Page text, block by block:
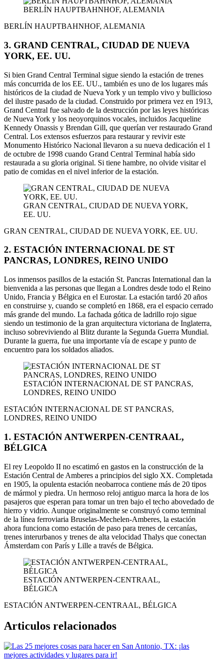
BERLÍN HAUPTBAHNHOF, ALEMANIA
BERLÍN HAUPTBAHNHOF, ALEMANIA
3. GRAND CENTRAL, CIUDAD DE NUEVA
YORK, EE. UU.
Si bien Grand Central Terminal sigue siendo la estación de trenes
más concurrida de los EE. UU., también es uno de los lugares más
históricos de la ciudad de Nueva York y un templo vivo y bullicioso
del ilustre pasado de la ciudad. Construido por primera vez en 1913,
Grand Central fue salvado de la destrucción por las leyes históricas
de Nueva York y los neoyorquinos vocales, incluidos Jacqueline
Kennedy Onassis y Brendan Gill, que querían ver restaurado Grand
Central. Los extensos esfuerzos para restaurar y revivir este
Monumento Histórico Nacional llevaron a su nueva dedicación el 1
de octubre de 1998 cuando Grand Central Terminal había sido
restaurada a su gloria original. Si tiene hambre, no olvide visitar el
patio de comidas en el nivel inferior de la estación.
GRAN CENTRAL, CIUDAD DE NUEVA YORK,
EE. UU.
GRAN CENTRAL, CIUDAD DE NUEVA YORK, EE. UU.
2. ESTACIÓN INTERNACIONAL DE ST
PANCRAS, LONDRES, REINO UNIDO
Los inmensos pasillos de la estación St. Pancras International dan la
bienvenida a las personas que llegan a Londres desde todo el Reino
Unido, Francia y Bélgica en el Eurostar. La estación tardó 20 años
en construirse y, cuando se completó en 1868, era el espacio cerrado
más grande del mundo. La fachada gótica de ladrillo rojo sigue
siendo un testimonio de la gran arquitectura victoriana de Inglaterra,
incluso sobreviviendo al Blitz durante la Segunda Guerra Mundial.
Durante la guerra, fue una importante vía de escape y punto de
encuentro para los soldados aliados.
ESTACIÓN INTERNACIONAL DE ST PANCRAS,
LONDRES, REINO UNIDO
ESTACIÓN INTERNACIONAL DE ST PANCRAS,
LONDRES, REINO UNIDO
1. ESTACIÓN ANTWERPEN-CENTRAAL,
BÉLGICA
El rey Leopoldo II no escatimó en gastos en la construcción de la
Estación Central de Amberes a principios del siglo XX. Completada
en 1905, la opulenta estación neobarroca contiene más de 20 tipos
de mármol y piedra. Un hermoso reloj antiguo marca la hora de los
pasajeros que esperan para tomar un tren bajo el techo abovedado de
hierro y vidrio. Aunque originalmente se construyó como terminal
de la línea ferroviaria Bruselas-Mechelen-Amberes, la estación
ahora funciona como estación de paso para trenes de cercanías,
trenes interurbanos y trenes de alta velocidad Thalys que conectan
Ámsterdam con París y Lille a través de Bélgica.
ESTACIÓN ANTWERPEN-CENTRAAL,
BÉLGICA
ESTACIÓN ANTWERPEN-CENTRAAL, BÉLGICA
Articulos relacionados